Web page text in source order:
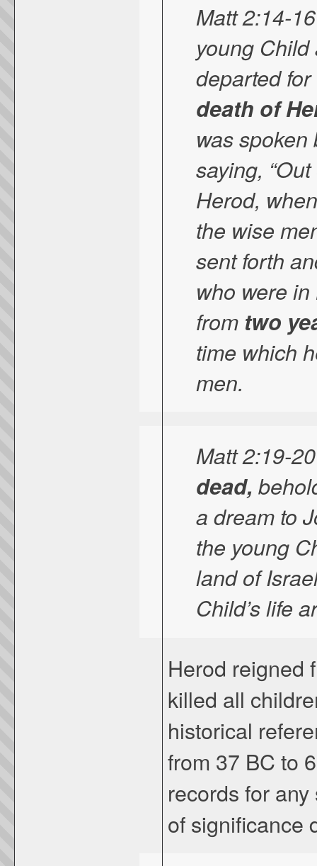
Matt 2:14-
young
departed for
death of
was
saying,
Herod,
the wise
sent forth
who were
from two
time which
men.
Matt 2:19-
dead,
a dream to
the young
land of
Child’s life
Herod reigned
killed all
historical
from 37 BC to
records for
of significance